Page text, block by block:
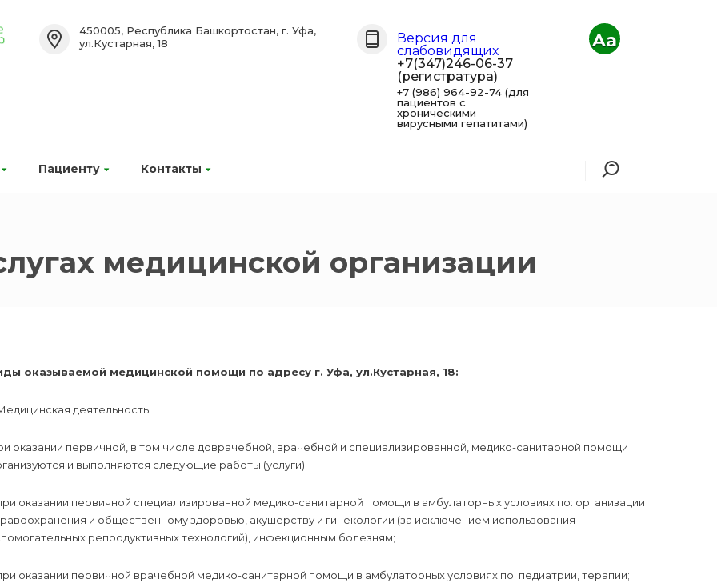
Пациенту Контакты
450005, Республика Башкортостан, г. Уфа,
ул.Кустарная, 18
Версия для
слабовидящих
+7(347)246-06-37
(регистратура)
+7 (986) 964-92-74 (для
пациентов с
хроническими
вирусными гепатитами)
Aa
медицинской организации
оказываемой медицинской помощи по адресу г. Уфа, ул.Кустарная, 18:
деятельность:
оказании первичной, в том числе доврачебной, врачебной и специализированной, медико-санитарной помощи
и выполняются следующие работы (услуги):
оказании первичной специализированной медико-санитарной помощи в амбулаторных условиях по: организации
и общественному здоровью, акушерству и гинекологии (за исключением использования
репродуктивных технологий), инфекционным болезням;
оказании первичной врачебной медико-санитарной помощи в амбулаторных условиях по: педиатрии, терапии;